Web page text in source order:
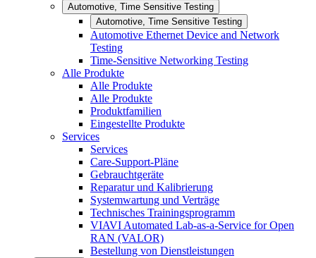
Automotive, Time Sensitive Testing
Automotive, Time Sensitive Testing
Automotive Ethernet Device and Network
Testing
Time-Sensitive Networking Testing
Alle Produkte
Alle Produkte
Alle Produkte
Produktfamilien
Eingestellte Produkte
Services
Services
Care-Support-Pläne
Gebrauchtgeräte
Reparatur und Kalibrierung
Systemwartung und Verträge
Technisches Trainingsprogramm
VIAVI Automated Lab-as-a-Service for Open
RAN (VALOR)
Bestellung von Dienstleistungen